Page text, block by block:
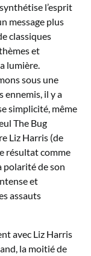
l’esprit
message plus
classiques
et
lumière.
sous une
ennemis, il y a
simplicité, même
The Bug
Liz Harris (de
résultat comme
polarité de son
et
assauts
avec Liz Harris
la moitié de